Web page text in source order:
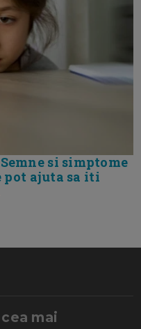
si simptome
pot ajuta sa iti
mai